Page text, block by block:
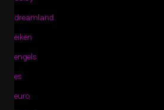
dreamland
eiken
engels
es
euro